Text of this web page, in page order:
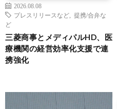
2026.08.08
プレスリリースなど
提携/合弁な
ど
三菱商事とメディパルHD、医
療機関の経営効率化支援で連
携強化